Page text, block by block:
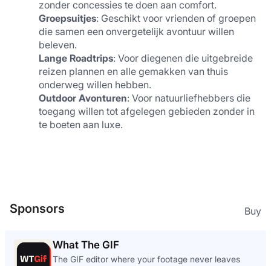
zonder concessies te doen aan comfort.
Groepsuitjes: Geschikt voor vrienden of groepen
die samen een onvergetelijk avontuur willen
beleven.
Lange Roadtrips: Voor diegenen die uitgebreide
reizen plannen en alle gemakken van thuis
onderweg willen hebben.
Outdoor Avonturen: Voor natuurliefhebbers die
toegang willen tot afgelegen gebieden zonder in
te boeten aan luxe.
Sponsors Buy
What The GIF
The GIF editor where your footage never leaves